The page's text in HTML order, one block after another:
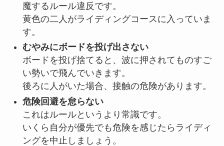
魔するルール違反です。
黄色の二人がライディングコースに入っていま
す。
むやみにボードを投げ出さない
ボードを投げ捨てると、波に押されてものすご
い勢いで飛んでいきます。
後ろに人がいた場合、接触の危険があります。
危険回避を怠らない
これはルールというより常識です。
いくら自分が優先でも危険を感じたらライディ
ングを中止しましょう。